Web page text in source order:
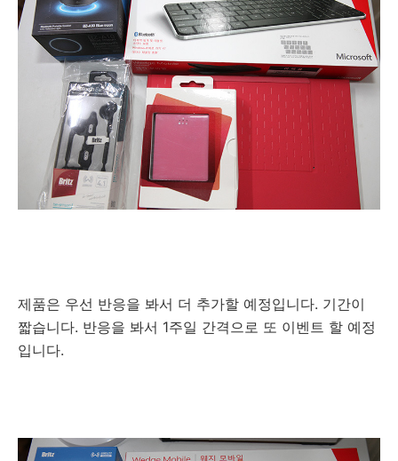
제품은 우선 반응을 봐서 더 추가할 예정입니다. 기간이
짧습니다. 반응을 봐서 1주일 간격으로 또 이벤트 할 예정
입니다.